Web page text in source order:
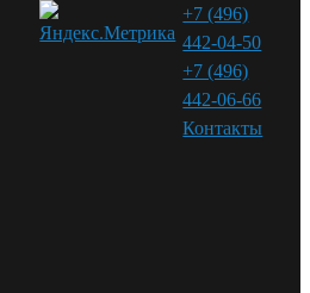
+7 (496)
442-04-50
+7 (496)
442-06-66
Контакты⁠